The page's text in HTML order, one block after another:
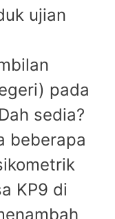
ujian
pada
sedia?
beberapa
KP9 di